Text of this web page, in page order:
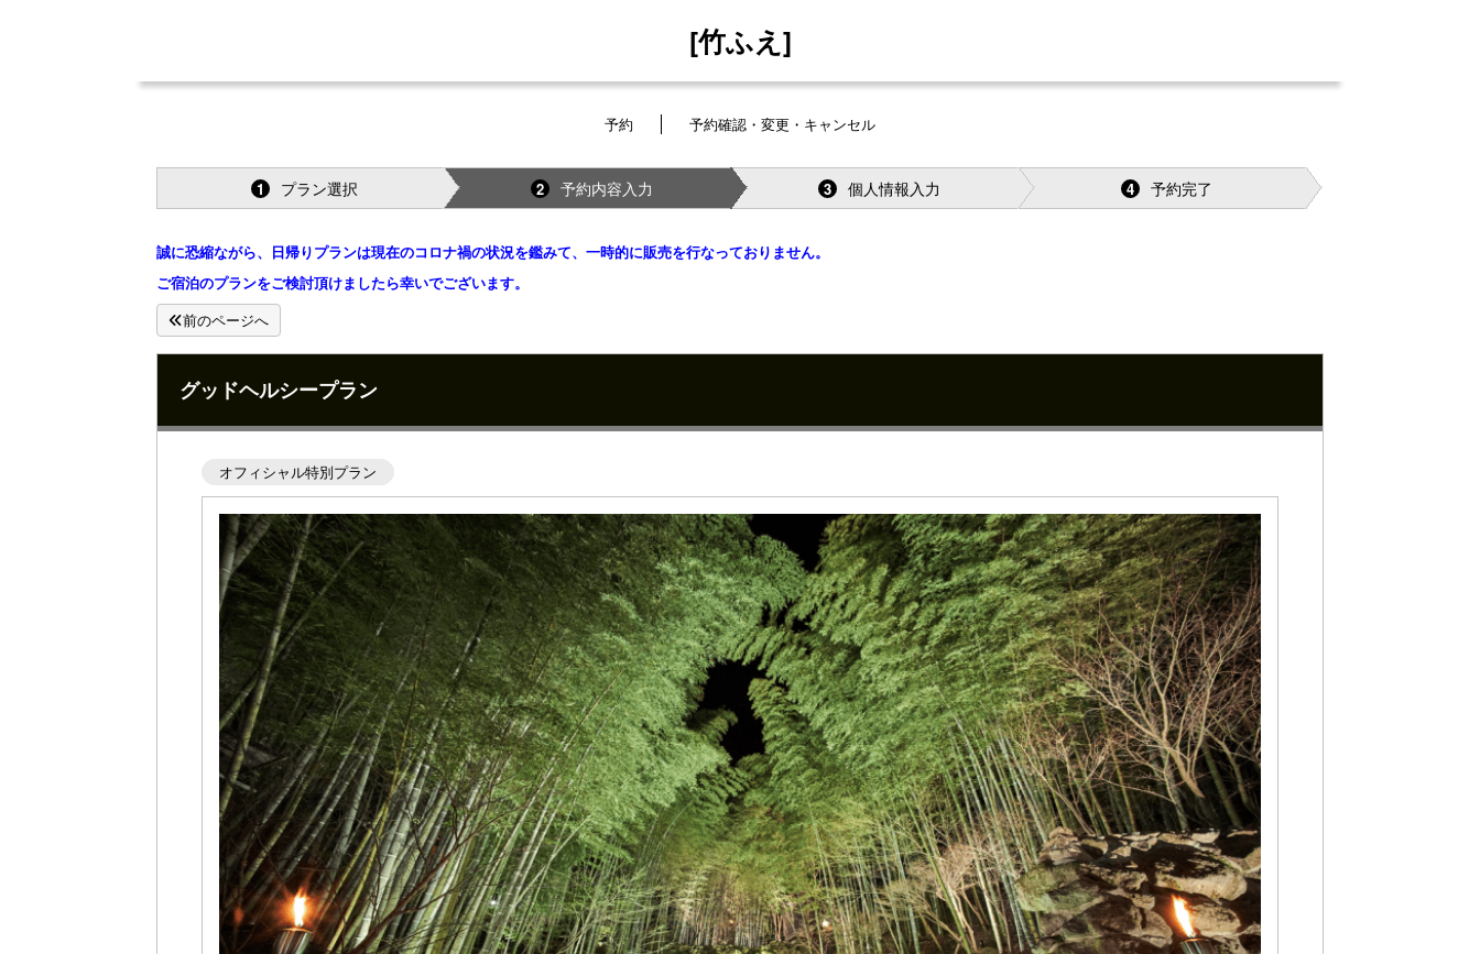
[竹ふえ]
予約 予約確認・変更・キャンセル
1 プラン選択 2 予約内容入力 3 個人情報入力 4 予約完了
誠に恐縮ながら、日帰りプランは現在のコロナ禍の状況を鑑みて、一時的に販売を行なっておりません。
ご宿泊のプランをご検討頂けましたら幸いでございます。
前のページへ
グッドヘルシープラン
オフィシャル特別プラン